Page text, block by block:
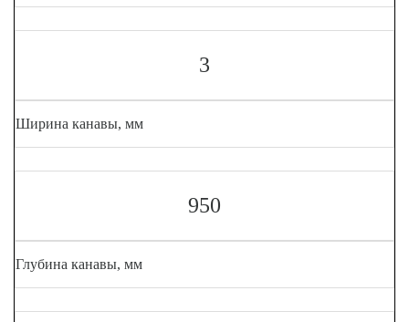
3
Ширина канавы, мм
950
Глубина канавы, мм